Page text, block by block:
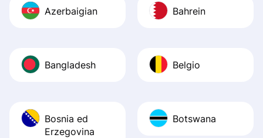
Azerbaigian Bahrein
Bangladesh Belgio
Bosnia ed
Erzegovina
Botswana